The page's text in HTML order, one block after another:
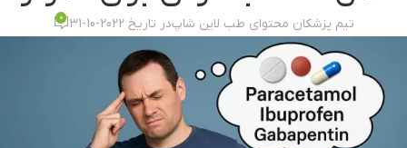
تیم پزشکان محتوای طب لاین شاپدر تاریخ 2022-10-31 0